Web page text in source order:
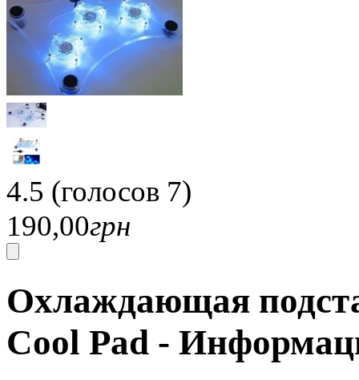
4.5 (голосов 7)
190,00грн
Охлаждающая
Cool Pad -